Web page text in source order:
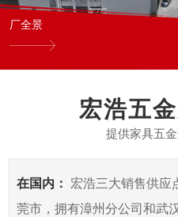
厂全景
宏浩五
提供家具五
在国内：
宏浩三大销售供应
莞市，拥有漳州分公司和武